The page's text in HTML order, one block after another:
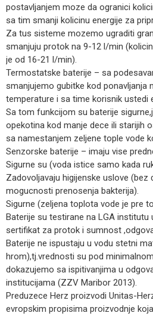
postavljanjem moze da ogranici
sa tim smanji kolicinu energije za
Za tus sisteme mozemo ugraditi
smanjuju protok na 9-12 l/min
je od 16-21 l/min).
Termostatske baterije – sa
smanjujemo gubitke kod ponavljanja
temperature i sa time korisnik ustedi
Sa tom funkcijom su baterije
opekotina kod manje dece ili starijih
sa namestanjem zeljene tople vode
Senzorske baterije – imaju vise
Sigurne su (voda istice samo kada
Zadovoljavaju higijenske uslove (bez
mogucnosti prenosenja bakterija).
Sigurne (zeljena toplota vode je pre
Baterije su testirane na LGA institutu
sertifikat za protok i sumnost
Baterije ne ispustaju u vodu stetni
hrom),tj.vrednosti su pod
dokazujemo sa ispitivanjima u
institucijama (ZZV Maribor 2013).
Preduzece Herz proizvodi Unitas-
evropskim propisima proizvodnje